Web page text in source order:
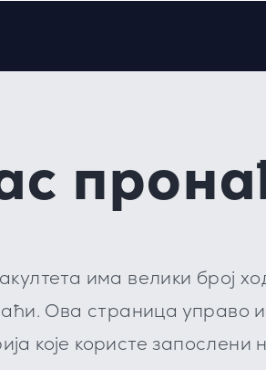
има велики број
Ова страница управо
које користе запослени